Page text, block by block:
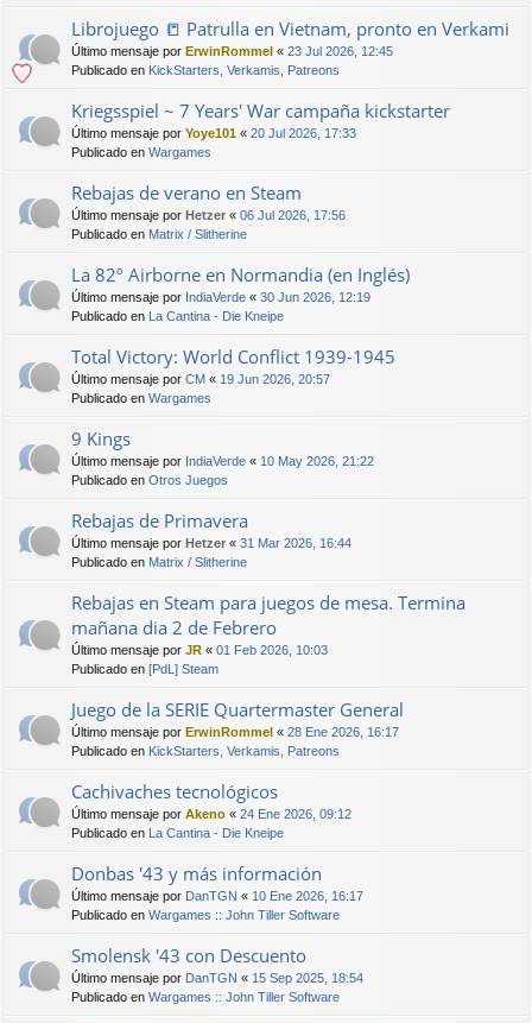
Librojuego 📒 Patrulla en Vietnam, pronto en Verkami
Último mensaje por ErwinRommel « 23 Jul 2026, 12:45
Publicado en KickStarters, Verkamis, Patreons
Kriegsspiel ~ 7 Years' War campaña kickstarter
Último mensaje por Yoye101 « 20 Jul 2026, 17:33
Publicado en Wargames
Rebajas de verano en Steam
Último mensaje por Hetzer « 06 Jul 2026, 17:56
Publicado en Matrix / Slitherine
La 82º Airborne en Normandia (en Inglés)
Último mensaje por IndiaVerde « 30 Jun 2026, 12:19
Publicado en La Cantina - Die Kneipe
Total Victory: World Conflict 1939-1945
Último mensaje por CM « 19 Jun 2026, 20:57
Publicado en Wargames
9 Kings
Último mensaje por IndiaVerde « 10 May 2026, 21:22
Publicado en Otros Juegos
Rebajas de Primavera
Último mensaje por Hetzer « 31 Mar 2026, 16:44
Publicado en Matrix / Slitherine
Rebajas en Steam para juegos de mesa. Termina
mañana dia 2 de Febrero
Último mensaje por JR « 01 Feb 2026, 10:03
Publicado en [PdL] Steam
Juego de la SERIE Quartermaster General
Último mensaje por ErwinRommel « 28 Ene 2026, 16:17
Publicado en KickStarters, Verkamis, Patreons
Cachivaches tecnológicos
Último mensaje por Akeno « 24 Ene 2026, 09:12
Publicado en La Cantina - Die Kneipe
Donbas '43 y más información
Último mensaje por DanTGN « 10 Ene 2026, 16:17
Publicado en Wargames :: John Tiller Software
Smolensk '43 con Descuento
Último mensaje por DanTGN « 15 Sep 2025, 18:54
Publicado en Wargames :: John Tiller Software